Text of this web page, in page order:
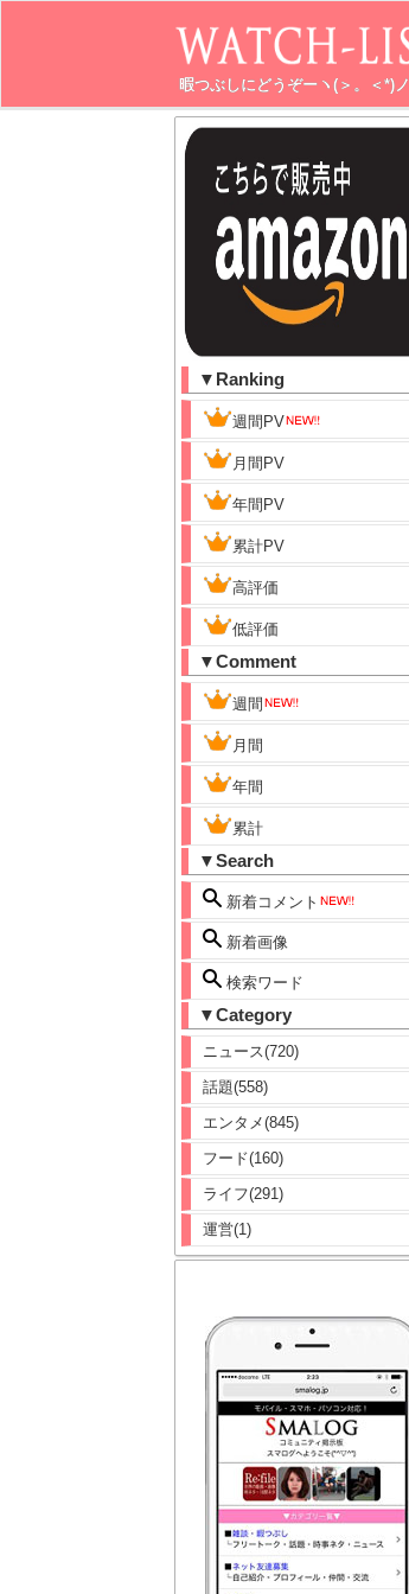
暇つぶしにどうぞーヽ(＞。＜*)ノ
▼Ranking
週間PV
月間PV
年間PV
累計PV
高評価
低評価
▼Comment
週間
月間
年間
累計
▼Search
新着コメント
新着画像
検索ワード
▼Category
ニュース(720)
話題(558)
エンタメ(845)
フード(160)
ライフ(291)
運営(1)